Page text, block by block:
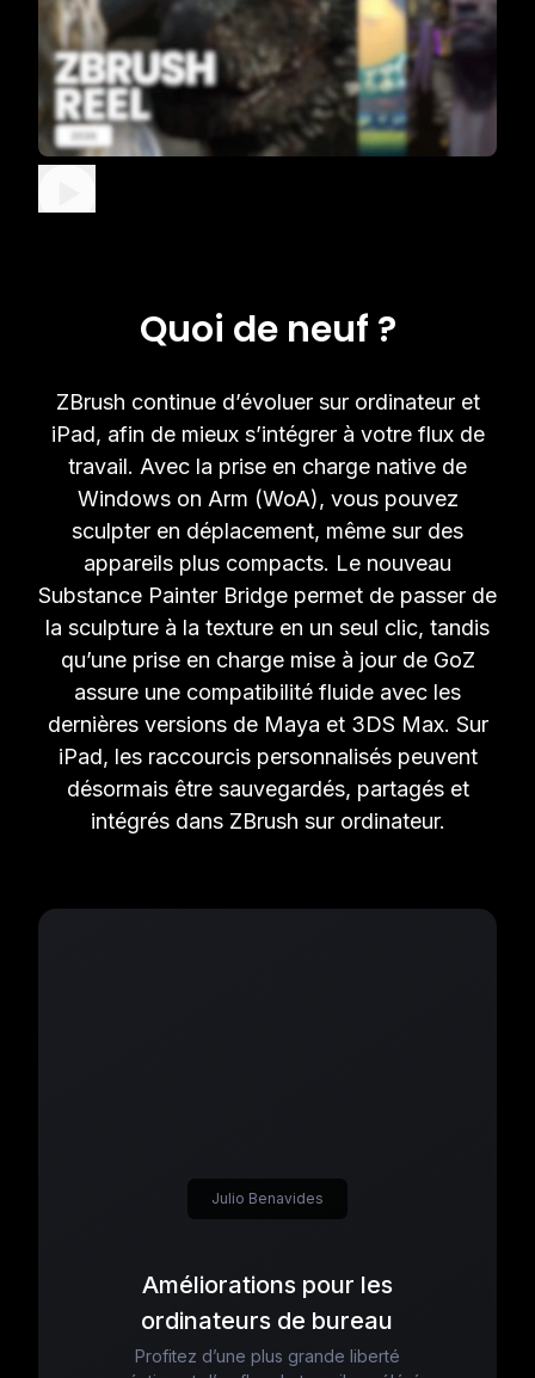
Quoi de neuf ?
ZBrush continue d’évoluer sur ordinateur et
iPad, afin de mieux s’intégrer à votre flux de
travail. Avec la prise en charge native de
Windows on Arm (WoA), vous pouvez
sculpter en déplacement, même sur des
appareils plus compacts. Le nouveau
Substance Painter Bridge permet de passer de
la sculpture à la texture en un seul clic, tandis
qu’une prise en charge mise à jour de GoZ
assure une compatibilité fluide avec les
dernières versions de Maya et 3DS Max. Sur
iPad, les raccourcis personnalisés peuvent
désormais être sauvegardés, partagés et
intégrés dans ZBrush sur ordinateur.
Améliorations pour les
ordinateurs de bureau
Profitez d’une plus grande liberté
Julio Benavides